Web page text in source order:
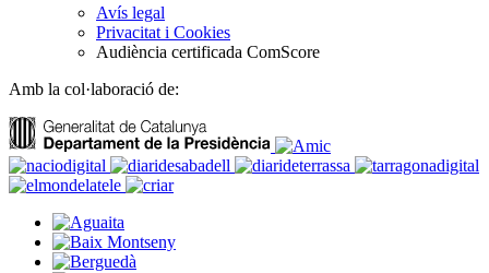
Avís legal
Privacitat i Cookies
Audiència certificada ComScore
Amb la col·laboració de: